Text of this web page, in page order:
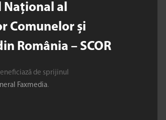
Național al
Comunelor și
România – SCOR
de sprijinul
Faxmedia.